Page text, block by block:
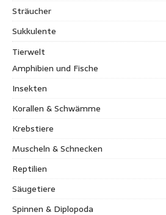
Sträucher
Sukkulente
Tierwelt
Amphibien und Fische
Insekten
Korallen & Schwämme
Krebstiere
Muscheln & Schnecken
Reptilien
Säugetiere
Spinnen & Diplopoda